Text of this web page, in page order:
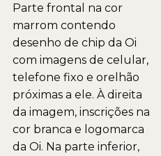
Parte frontal na cor
marrom contendo
desenho de chip da Oi
com imagens de celular,
telefone fixo e orelhão
próximas a ele. À direita
da imagem, inscrições na
cor branca e logomarca
da Oi. Na parte inferior,